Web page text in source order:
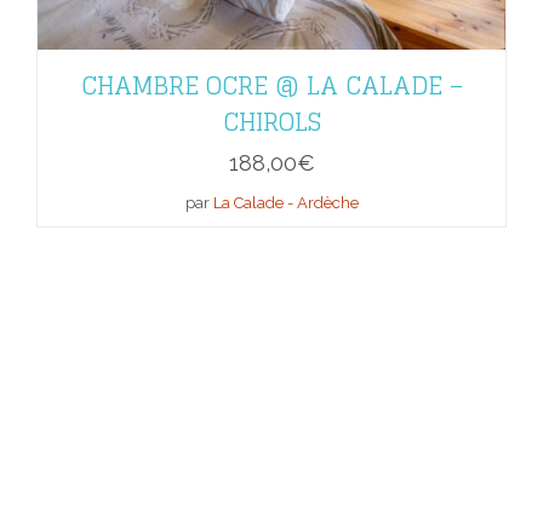
CHAMBRE OCRE @ LA CALADE –
CHIROLS
188,00€
par La Calade - Ardèche